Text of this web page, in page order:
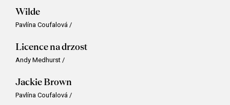
Wilde
Pavlína Coufalová /
Licence na drzost
Andy Medhurst /
Jackie Brown
Pavlína Coufalová /